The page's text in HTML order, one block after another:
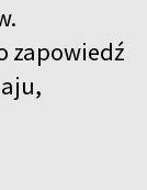
zapowiedź